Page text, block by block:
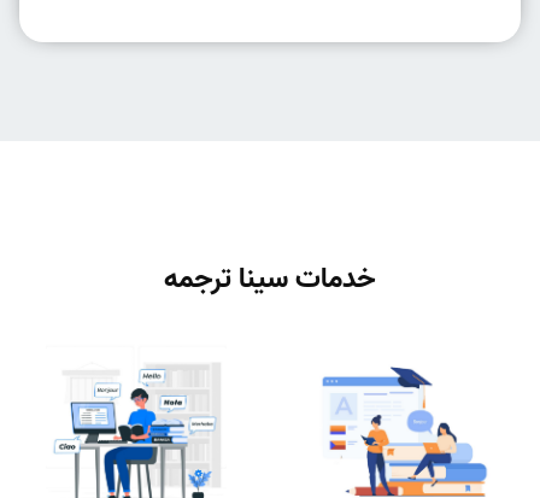
خدمات سینا ترجمه